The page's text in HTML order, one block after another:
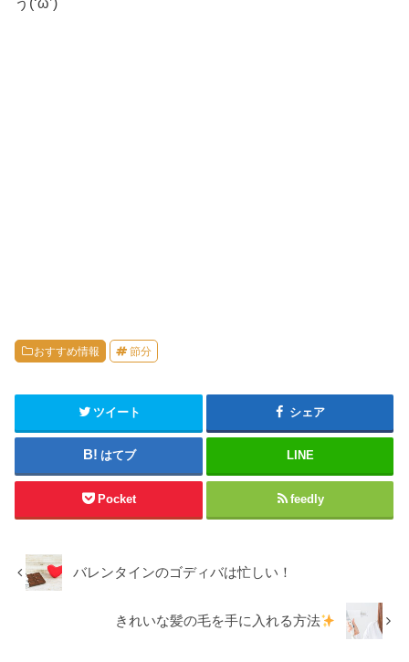
おすすめ情報 節分
ツイート シェア
はてブ LINE
Pocket feedly
バレンタインのゴディバは忙しい！
きれいな髪の毛を手に入れる方法